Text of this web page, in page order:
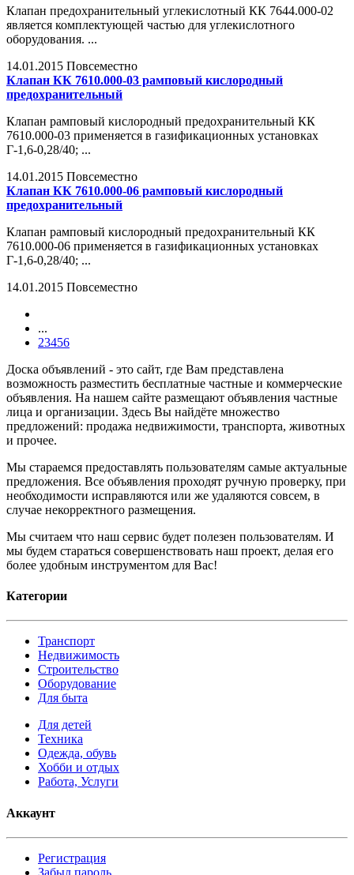
Клапан предохранительный углекислотный КК 7644.000-02
является комплектующей частью для углекислотного
оборудования. ...
14.01.2015 Повсеместно
Клапан КК 7610.000-03 рамповый кислородный
предохранительный
Клапан рамповый кислородный предохранительный КК
7610.000-03 применяется в газификационных установках
Г-1,6-0,28/40; ...
14.01.2015 Повсеместно
Клапан КК 7610.000-06 рамповый кислородный
предохранительный
Клапан рамповый кислородный предохранительный КК
7610.000-06 применяется в газификационных установках
Г-1,6-0,28/40; ...
14.01.2015 Повсеместно
...
23456
Доска объявлений - это сайт, где Вам представлена
возможность разместить бесплатные частные и коммерческие
объявления. На нашем сайте размещают объявления частные
лица и организации. Здесь Вы найдёте множество
предложений: продажа недвижимости, транспорта, животных
и прочее.
Мы стараемся предоставлять пользователям самые актуальные
предложения. Все объявления проходят ручную проверку, при
необходимости исправляются или же удаляются совсем, в
случае некорректного размещения.
Мы считаем что наш сервис будет полезен пользователям. И
мы будем стараться совершенствовать наш проект, делая его
более удобным инструментом для Вас!
Категории
Транспорт
Недвижимость
Строительство
Оборудование
Для быта
Для детей
Техника
Одежда, обувь
Хобби и отдых
Работа, Услуги
Аккаунт
Регистрация
Забыл пароль